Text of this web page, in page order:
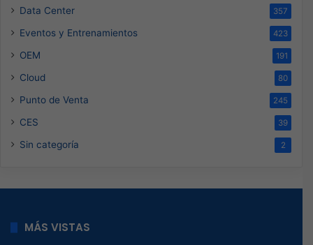
Data Center 357
Eventos y Entrenamientos 423
OEM 191
Cloud 80
Punto de Venta 245
CES 39
Sin categoría 2
MÁS VISTAS